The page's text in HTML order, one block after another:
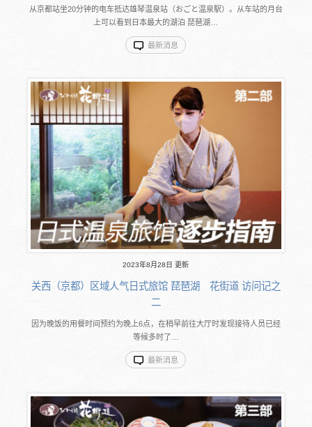
从京都站坐20分钟的电车抵达雄琴温泉站（おごと温泉駅）。从车站的月台
上可以看到日本最大的湖泊 琵琶湖…
最新消息
2023年8月28日 更新
关西（京都）区域人气日式旅馆 琵琶湖 花街道 访问记之
二
因为晚饭的用餐时间预约为晚上6点，在稍早前往大厅时发现接待人员已经
等候多时了…
最新消息